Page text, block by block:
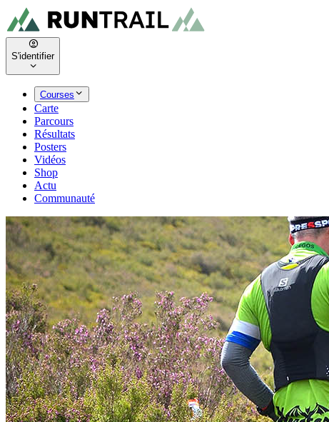
S'identifier
Courses
Carte
Parcours
Résultats
Posters
Vidéos
Shop
Actu
Communauté